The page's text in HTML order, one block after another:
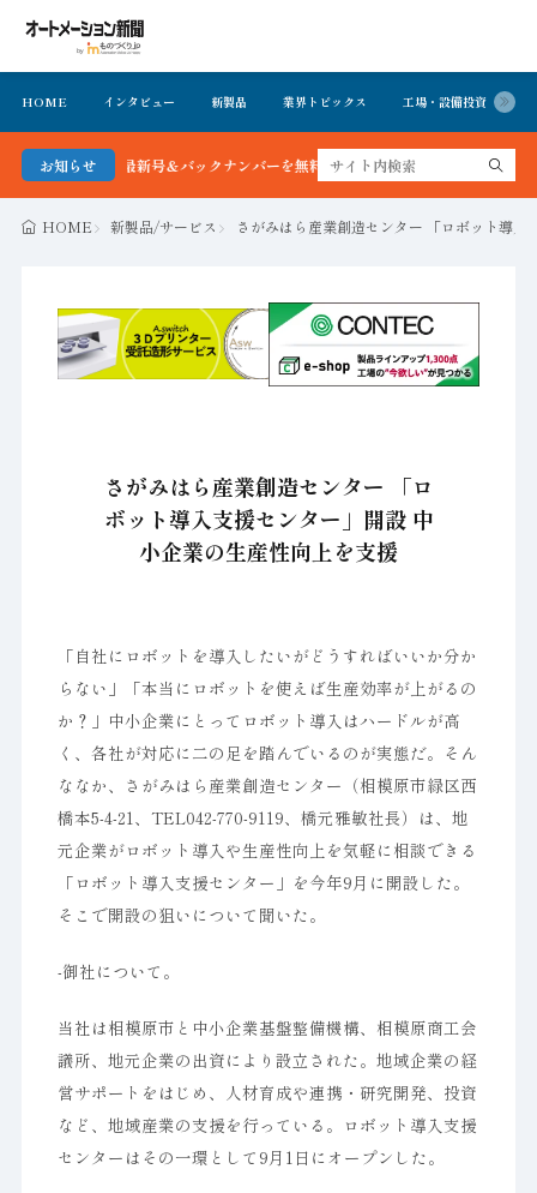
HOME インタビュー 新製品 業界トピックス 工場・設備投資
お知らせ
新聞 最新号＆バックナンバーを無料で公開中 詳細はこちら
HOME 新製品/サービス さがみはら産業創造センター 「ロボット導
さがみはら産業創造センター 「ロ
ボット導入支援センター」開設 中
小企業の生産性向上を支援
「自社にロボットを導入したいがどうすればいいか分か
らない」「本当にロボットを使えば生産効率が上がるの
か？」中小企業にとってロボット導入はハードルが高
く、各社が対応に二の足を踏んでいるのが実態だ。そん
ななか、さがみはら産業創造センター（相模原市緑区西
橋本5-4-21、TEL042-770-9119、橋元雅敏社長）は、地
元企業がロボット導入や生産性向上を気軽に相談できる
「ロボット導入支援センター」を今年9月に開設した。
そこで開設の狙いについて聞いた。
-御社について。
当社は相模原市と中小企業基盤整備機構、相模原商工会
議所、地元企業の出資により設立された。地域企業の経
営サポートをはじめ、人材育成や連携・研究開発、投資
など、地域産業の支援を行っている。ロボット導入支援
センターはその一環として9月1日にオープンした。